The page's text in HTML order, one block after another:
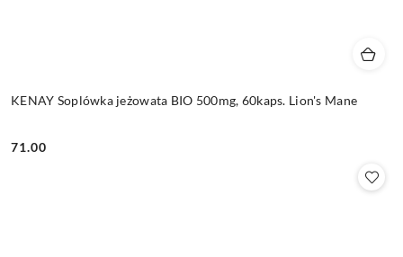
KENAY Soplówka jeżowata BIO 500mg, 60kaps. Lion's Mane
Cena:
71.00